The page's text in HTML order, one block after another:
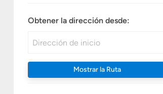
Obtener la dirección desde:
Mostrar la Ruta